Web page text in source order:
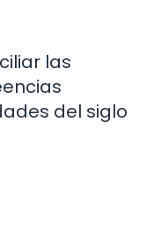
las
del siglo